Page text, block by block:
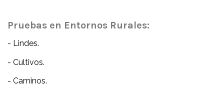
Pruebas en Entornos Rurales:
- Lindes.
- Cultivos.
- Caminos.